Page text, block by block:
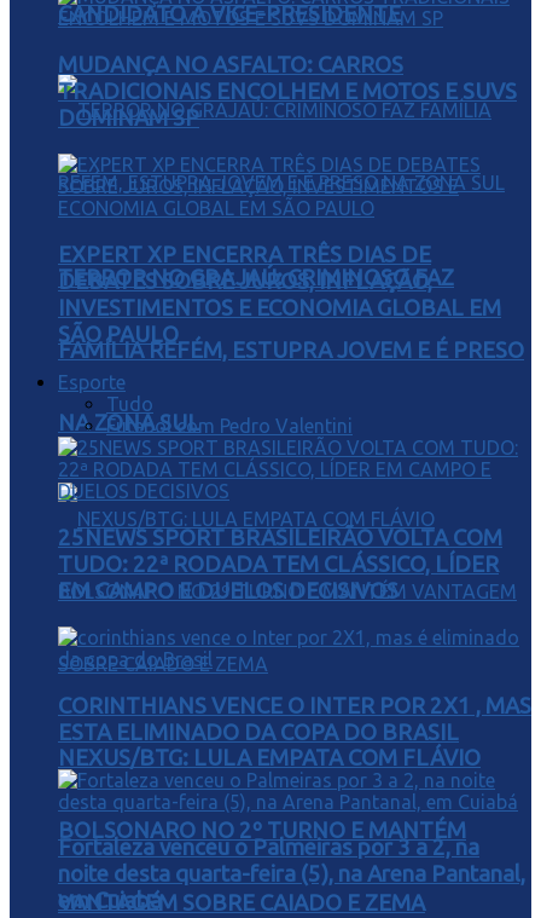
CANDIDATO A VICE-PRESIDENTE
TERROR NO GRAJAÚ: CRIMINOSO FAZ
FAMÍLIA REFÉM, ESTUPRA JOVEM E É PRESO
NA ZONA SUL
NEXUS/BTG: LULA EMPATA COM FLÁVIO
BOLSONARO NO 2º TURNO E MANTÉM
VANTAGEM SOBRE CAIADO E ZEMA
MUDANÇA NO ASFALTO: CARROS
TRADICIONAIS ENCOLHEM E MOTOS E SUVS
DOMINAM SP
EXPERT XP ENCERRA TRÊS DIAS DE
DEBATES SOBRE JUROS, INFLAÇÃO,
INVESTIMENTOS E ECONOMIA GLOBAL EM
SÃO PAULO
Esporte
Tudo
Futebol com Pedro Valentini
25NEWS SPORT BRASILEIRÃO VOLTA COM
TUDO: 22ª RODADA TEM CLÁSSICO, LÍDER
EM CAMPO E DUELOS DECISIVOS
CORINTHIANS VENCE O INTER POR 2X1 , MAS
ESTA ELIMINADO DA COPA DO BRASIL
Fortaleza venceu o Palmeiras por 3 a 2, na
noite desta quarta-feira (5), na Arena Pantanal,
em Cuiabá